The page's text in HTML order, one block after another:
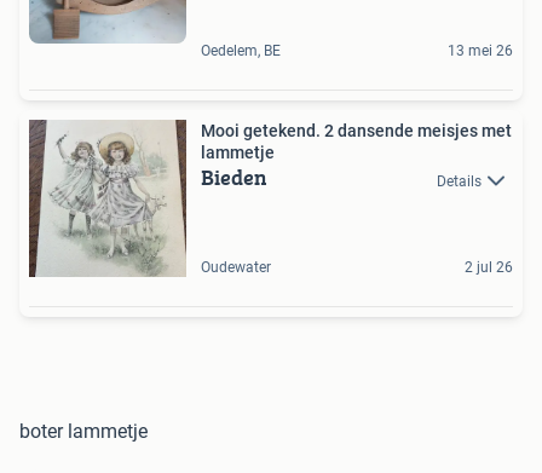
Oedelem, BE 13 mei 26
Mooi getekend. 2 dansende meisjes met
lammetje
Bieden Details
Oudewater 2 jul 26
boter lammetje